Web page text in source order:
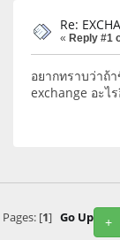
Re:
« Reply #1
อยากทราบว่าถ้
exchange อะไ
+
Pages: [1] Go Up